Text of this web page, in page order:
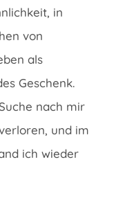
in
von
als
Geschenk.
nach mir
und im
ich wieder